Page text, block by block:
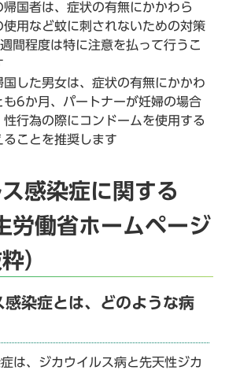
国者は、症状の有無にかかわら
使用など蚊に刺されないための対策
間程度は特に注意を払って行うこ
した男女は、症状の有無にかかわ
も6か月、パートナーが妊婦の場合
性行為の際にコンドームを使用する
ることを推奨します
感染症に関する
労働省ホームページ
）
感染症とは、どのような病
は、ジカウイルス病と先天性ジカ